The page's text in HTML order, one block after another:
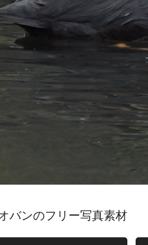
バンのフリー写真素材